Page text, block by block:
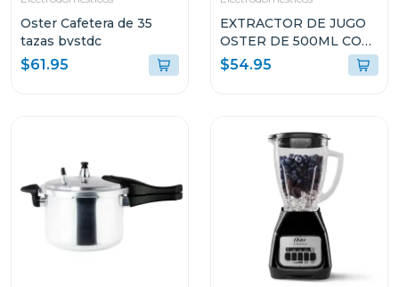
Oster Cafetera de 35
tazas bvstdc
$61.95
EXTRACTOR DE JUGO
OSTER DE 500ML CON
FILTRO DE ACERO
FPSTJE316W
$54.95